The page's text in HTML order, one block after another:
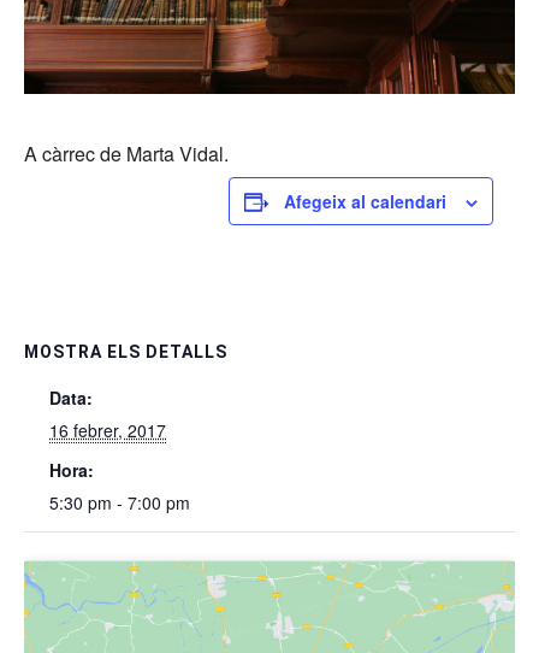
A càrrec de Marta Vidal.
Afegeix al calendari
MOSTRA ELS DETALLS
Data:
16 febrer, 2017
Hora:
5:30 pm - 7:00 pm